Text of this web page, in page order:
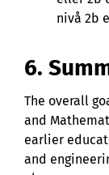
nivå 2b
6.
The overall
and
earlier
and